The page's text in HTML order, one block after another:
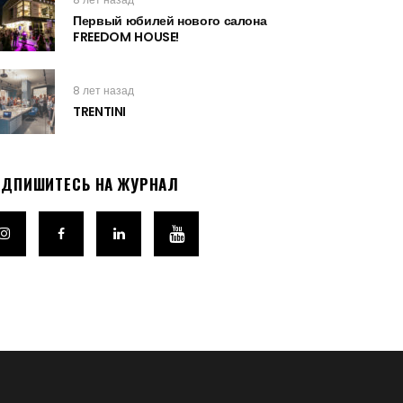
Первый юбилей нового салона
FREEDOM HOUSE!
8 лет назад
TRENTINI
НА ЖУРНАЛ